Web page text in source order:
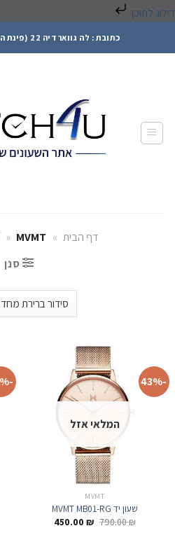
דילוג לתוכן
כתובת : לה גווארדיה 22 (פינת המעפילים 31) תל אביב
דף הבית »
» MVMT לאישה
סנן
-43%
המלאי אזל
MVMT
שעון יד MVMT MB01-RG
790.00₪ המחיר
450.00₪ המחיר
-43%